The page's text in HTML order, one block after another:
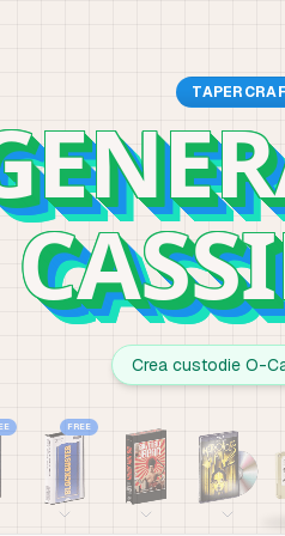
Crea custodie O-
FREE